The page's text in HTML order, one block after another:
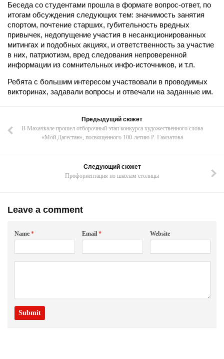
Беседа со студентами прошла в формате вопрос-ответ, по
итогам обсуждения следующих тем: значимость занятия
спортом, почтение старших, губительность вредных
привычек, недопущение участия в несанкционированных
митингах и подобных акциях, и ответственность за участие
в них, патриотизм, вред следования непроверенной
информации из сомнительных инфо-источников, и т.п.
Ребята с большим интересом участвовали в проводимых
викторинах, задавали вопросы и отвечали на заданные им.
Предыдущий сюжет
В Махачкале прошел отборочный этап конкурса художественного слова
«Мой Дагестан», посвященного 100-летию Р. Гамзатова
Следующий сюжет
Профориентация по школам столицы
Leave a comment
Name * Email* Website